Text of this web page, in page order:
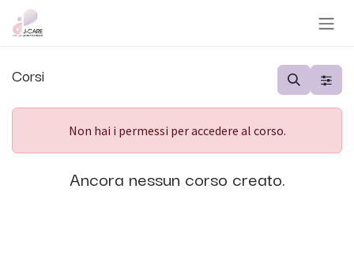
Passa al contenuto
Corsi
Non hai i permessi per accedere al corso.
Ancora nessun corso creato.